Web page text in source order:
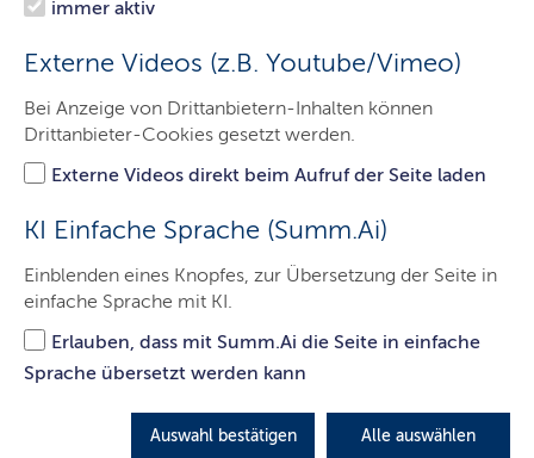
immer aktiv
Externe Videos (z.B. Youtube/Vimeo)
Bei Anzeige von Drittanbietern-Inhalten können
Drittanbieter-Cookies gesetzt werden.
Externe Videos direkt beim Aufruf der Seite laden
KI Einfache Sprache (Summ.Ai)
Einblenden eines Knopfes, zur Übersetzung der Seite in
einfache Sprache mit KI.
Erlauben, dass mit Summ.Ai die Seite in einfache
Sprache übersetzt werden kann
Auswahl bestätigen Alle auswählen
Auf Xing teilen
Per E-Mail teilen
Auf Linkedin teilen
Auf X teilen